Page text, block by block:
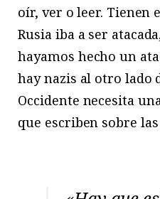
oír, ver o leer. Tienen
Rusia iba a ser
hayamos hecho un
hay nazis al otro lado
Occidente necesita
que escriben sobre